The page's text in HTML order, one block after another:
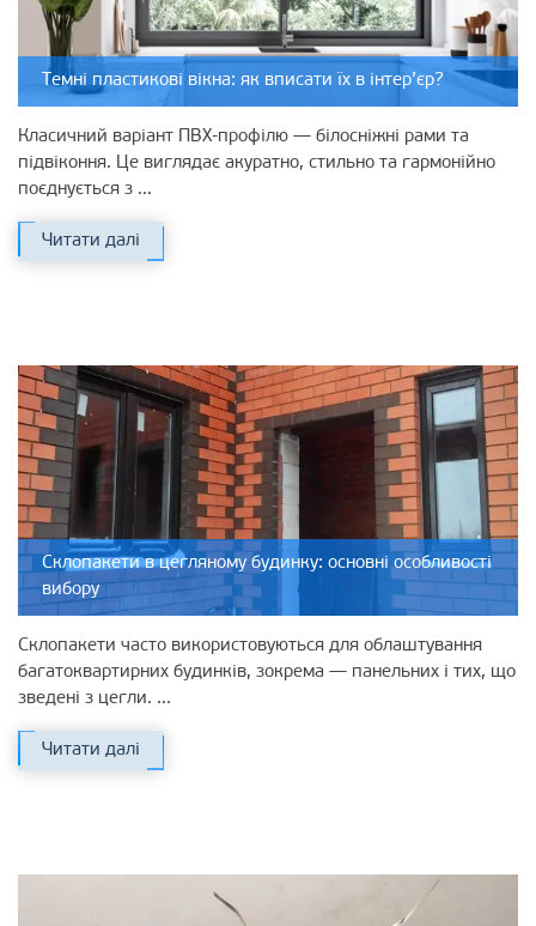
Темні пластикові вікна: як вписати їх в інтер’єр?
Класичний варіант ПВХ-профілю — білосніжні рами та
підвіконня. Це виглядає акуратно, стильно та гармонійно
поєднується з ...
Читати далі
Склопакети в цегляному будинку: основні особливості
вибору
Склопакети часто використовуються для облаштування
багатоквартирних будинків, зокрема — панельних і тих, що
зведені з цегли. ...
Читати далі